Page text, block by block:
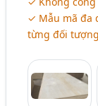
✓ Mẫu mã đa
từng đối